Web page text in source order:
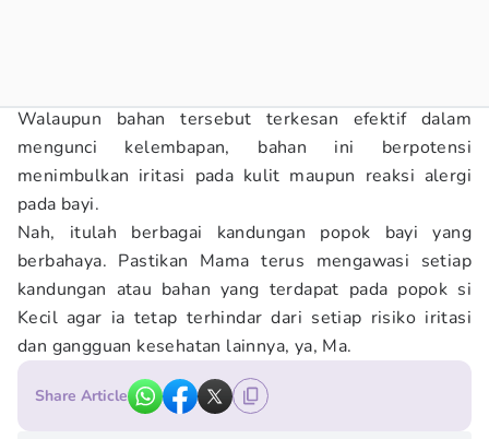
Walaupun bahan tersebut terkesan efektif dalam
mengunci kelembapan, bahan ini berpotensi
menimbulkan iritasi pada kulit maupun reaksi alergi
pada bayi.
Nah, itulah berbagai kandungan popok bayi yang
berbahaya. Pastikan Mama terus mengawasi setiap
kandungan atau bahan yang terdapat pada popok si
Kecil agar ia tetap terhindar dari setiap risiko iritasi
dan gangguan kesehatan lainnya, ya, Ma.
Share Article